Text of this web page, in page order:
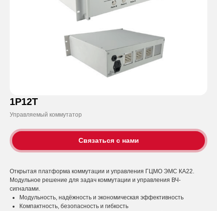
1P12T
Управляемый коммутатор
Связаться с нами
Открытая платформа коммутации и управления ГЦМО ЭМС КА22.
Модульное решение для задач коммутации и управления ВЧ-
сигналами.
Модульность, надёжность и экономическая эффективность
Компактность, безопасность и гибкость